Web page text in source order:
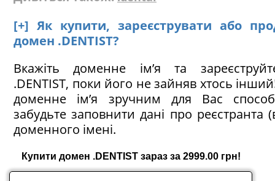
[+] Як купити, зареєструвати або
домен .DENTIST?
Вкажіть доменне ім’я та
.DENTIST, поки його не зайняв хтось
доменне ім’я зручним для Вас
забудьте заповнити дані про реєстранта
доменного імені.
Купити домен .DENTIST зараз за 2999.00 грн!